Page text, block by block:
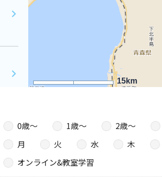
15km
0歳〜 1歳〜 2歳〜
月 火 水 木
オンライン&教室学習